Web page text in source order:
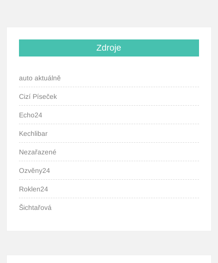
Zdroje
auto aktuálně
Cizí Píseček
Echo24
Kechlibar
Nezařazené
Ozvěny24
Roklen24
Šichtařová